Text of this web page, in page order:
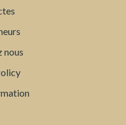
nous